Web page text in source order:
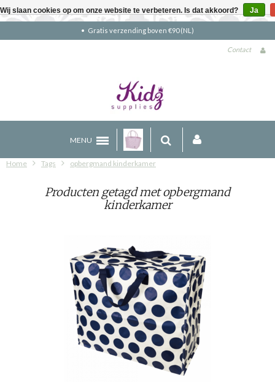
Gratis verzending boven €90 (NL)
Contact
MENU
Home Tags opbergmand kinderkamer
Producten getagd met opbergmand
kinderkamer
Wij slaan cookies op om onze website te verbeteren. Is dat akkoord? Ja